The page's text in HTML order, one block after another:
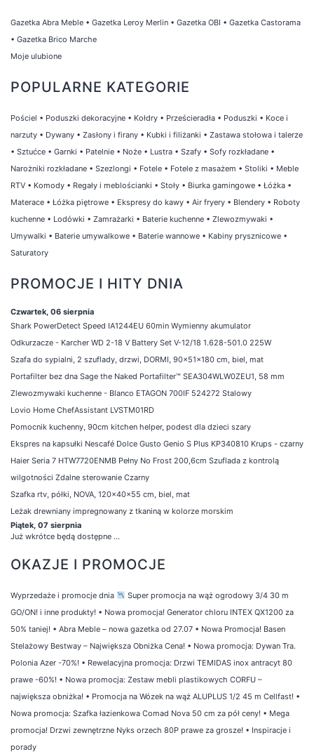
Gazetka Abra Meble • Gazetka Leroy Merlin • Gazetka OBI • Gazetka Castorama
• Gazetka Brico Marche
Moje ulubione
POPULARNE KATEGORIE
Pościel • Poduszki dekoracyjne • Kołdry • Prześcieradła • Poduszki • Koce i
narzuty • Dywany • Zasłony i firany • Kubki i filiżanki • Zastawa stołowa i talerze
• Sztućce • Garnki • Patelnie • Noże • Lustra • Szafy • Sofy rozkładane •
Narożniki rozkładane • Szezlongi • Fotele • Fotele z masażem • Stoliki • Meble
RTV • Komody • Regały i meblościanki • Stoły • Biurka gamingowe • Łóżka •
Materace • Łóżka piętrowe • Ekspresy do kawy • Air fryery • Blendery • Roboty
kuchenne • Lodówki • Zamrażarki • Baterie kuchenne • Zlewozmywaki •
Umywalki • Baterie umywalkowe • Baterie wannowe • Kabiny prysznicowe •
Saturatory
PROMOCJE I HITY DNIA
Czwartek, 06 sierpnia
Shark PowerDetect Speed IA1244EU 60min Wymienny akumulator
Odkurzacze - Karcher WD 2-18 V Battery Set V-12/18 1.628-501.0 225W
Szafa do sypialni, 2 szuflady, drzwi, DORMI, 90x51x180 cm, biel, mat
Portafilter bez dna Sage the Naked Portafilter™ SEA304WLW0ZEU1, 58 mm
Zlewozmywaki kuchenne - Blanco ETAGON 700IF 524272 Stalowy
Lovio Home ChefAssistant LVSTM01RD
Pomocnik kuchenny, 90cm kitchen helper, podest dla dzieci szary
Ekspres na kapsułki Nescafé Dolce Gusto Genio S Plus KP340810 Krups - czarny
Haier Seria 7 HTW7720ENMB Pełny No Frost 200,6cm Szuflada z kontrolą
wilgotności Zdalne sterowanie Czarny
Szafka rtv, półki, NOVA, 120x40x55 cm, biel, mat
Leżak drewniany impregnowany z tkaniną w kolorze morskim
Piątek, 07 sierpnia
Już wkrótce będą dostępne ...
OKAZJE I PROMOCJE
Wyprzedaże i promocje dnia
Super promocja na wąż ogrodowy 3/4 30 m
GO/ON! i inne produkty! • Nowa promocja! Generator chloru INTEX QX1200 za
50% taniej! • Abra Meble – nowa gazetka od 27.07 • Nowa Promocja! Basen
Stelażowy Bestway – Największa Obniżka Cena! • Nowa promocja: Dywan Tra.
Polonia Azer -70%! • Rewelacyjna promocja: Drzwi TEMIDAS inox antracyt 80
prawe -60%! • Nowa promocja: Zestaw mebli plastikowych CORFU –
największa obniżka! • Promocja na Wózek na wąż ALUPLUS 1/2 45 m Cellfast! •
Nowa promocja: Szafka łazienkowa Comad Nova 50 cm za pół ceny! • Mega
promocja! Drzwi zewnętrzne Nyks orzech 80P prawe za grosze! • Inspiracje i
porady